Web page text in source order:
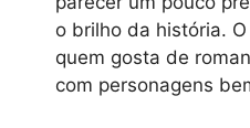
o brilho da história.
quem gosta de
com personagens